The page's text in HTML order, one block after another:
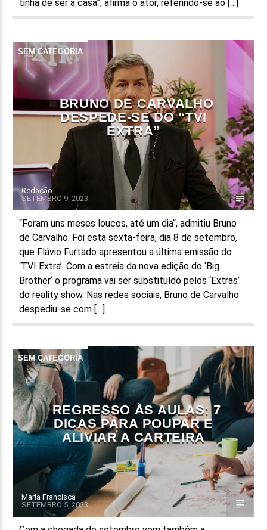
tinha de ser a casa”, afirma o ator, referindo-se ao […]
SEM CATEGORIA
BRUNO DE CARVALHO
DESPEDE-SE DO “TVI
EXTRA”
Redação
SETEMBRO 9, 2023
“Foram uns meses loucos, até um dia“, admitiu Bruno
de Carvalho. Foi esta sexta-feira, dia 8 de setembro,
que Flávio Furtado apresentou a última emissão do
‘TVI Extra’. Com a estreia da nova edição do ‘Big
Brother‘ o programa vai ser substituído pelos ‘Extras’
do reality show. Nas redes sociais, Bruno de Carvalho
despediu-se com […]
SEM CATEGORIA
REGRESSO ÀS AULAS: 7
DICAS PARA POUPAR E
ALIVIAR A CARTEIRA
Maria Francisca
SETEMBRO 5, 2023